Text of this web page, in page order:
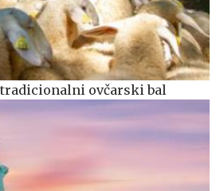
tradicionalni ovčarski bal